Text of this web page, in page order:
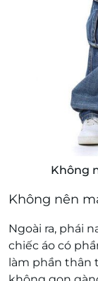
Không
Không nên
Ngoài ra, phái
chiếc áo có
làm phần thân